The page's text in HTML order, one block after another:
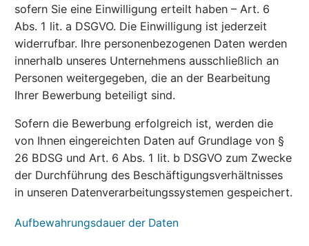
sofern Sie eine Einwilligung erteilt haben – Art. 6
Abs. 1 lit. a DSGVO. Die Einwilligung ist jederzeit
widerrufbar. Ihre personenbezogenen Daten werden
innerhalb unseres Unternehmens ausschließlich an
Personen weitergegeben, die an der Bearbeitung
Ihrer Bewerbung beteiligt sind.
Sofern die Bewerbung erfolgreich ist, werden die
von Ihnen eingereichten Daten auf Grundlage von §
26 BDSG und Art. 6 Abs. 1 lit. b DSGVO zum Zwecke
der Durchführung des Beschäftigungsverhältnisses
in unseren Datenverarbeitungssystemen gespeichert.
Aufbewahrungsdauer der Daten